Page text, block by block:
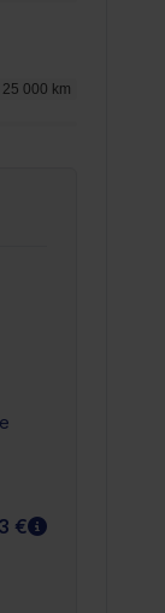
25 000 km
plus
€ En savoir plus